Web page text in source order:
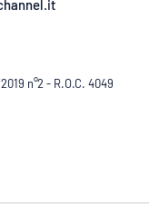
n°2 - R.O.C. 4049